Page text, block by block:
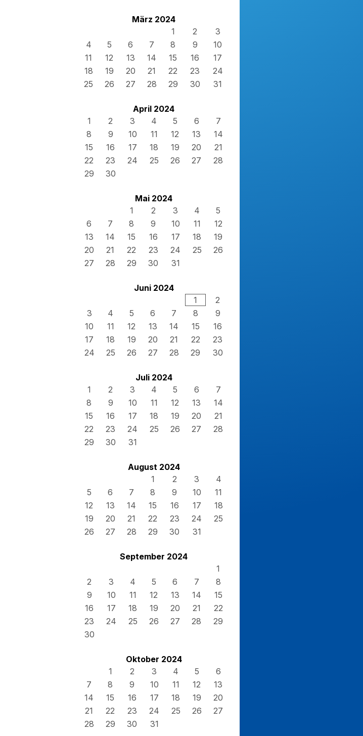
März 2024
1
2
3
4
5 6 7 8 9
10
11
12 13 14 15 16
17
18
19 20 21 22 23
24
25
26 27 28 29 30 31
April 2024
1
2 3 4 5 6
7
8
9 10 11 12 13
14
15
16 17 18 19 20
21
22
23 24 25 26 27
28
29
30
Mai 2024
1
2 3 4
5
6
7 8 9 10 11
12
13
14 15 16 17 18
19
20
21 22 23 24 25
26
27
28 29 30 31
Juni 2024
1
2
3
4 5 6 7 8
9
10
11 12 13 14 15
16
17
18 19 20 21 22
23
24
25 26 27 28 29 30
Juli 2024
1
2 3 4 5 6
7
8
9 10 11 12 13
14
15
16 17 18 19 20
21
22
23 24 25 26 27
28
29
30 31
August 2024
1
2 3
4
5
6 7 8 9 10
11
12
13 14 15 16 17
18
19
20 21 22 23 24
25
26
27 28 29 30 31
September 2024
1
2
3 4 5 6 7
8
9
10 11 12 13 14
15
16
17 18 19 20 21
22
23
24 25 26 27 28
29
30
Oktober 2024
1
2 3 4 5
6
7
8 9 10 11 12
13
14
15 16 17 18 19
20
21
22 23 24 25 26
27
28
29 30 31